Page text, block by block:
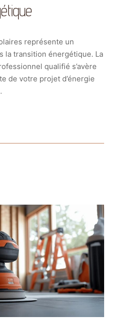
représente un
la transition énergétique. La
qualifié s’avère
de votre projet d’énergie